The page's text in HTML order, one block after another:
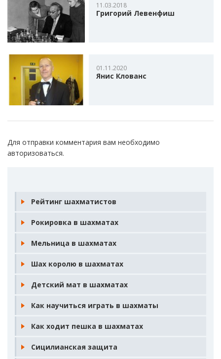
11.03.2018
Григорий Левенфиш
01.11.2020
Янис Клованс
Для отправки комментария вам необходимо
авторизоваться.
Рейтинг шахматистов
Рокировка в шахматах
Мельница в шахматах
Шах королю в шахматах
Детский мат в шахматах
Как научиться играть в шахматы
Как ходит пешка в шахматах
Сицилианская защита